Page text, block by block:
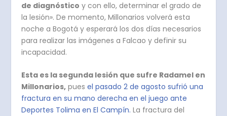
de diagnóstico y con ello, determinar el grado de
la lesión». De momento, Millonarios volverá esta
noche a Bogotá y esperará los dos días necesarios
para realizar las imágenes a Falcao y definir su
incapacidad.
Esta es la segunda lesión que sufre Radamel en
Millonarios, puesel pasado 2 de agosto sufrió una
fractura en su mano derecha en el juego ante
Deportes Tolima en El Campín. La fractura del